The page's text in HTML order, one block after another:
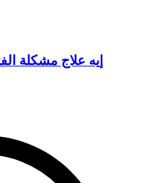
إيه علاج مشكلة